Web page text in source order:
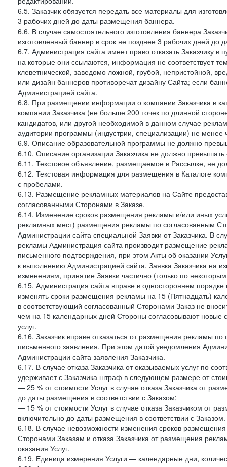
6.5. Заказчик обязуется передать все материалы для
3 рабочих дней до даты размещения баннера.
6.6. В случае самостоятельного изготовления баннера
изготовленный баннер в срок не позднее 3 рабочих дней до
6.7. Администрация сайта имеет право отказать Заказчику
на которые они ссылаются, информация не соответствует
клеветнической, заведомо ложной, грубой, непристойной,
или дизайн баннеров противоречат дизайну Сайта; если
Администрацией сайта.
6.8. При размещении информации о компании Заказчика в
компании Заказчика (не больше 200 точек по длинной
кандидатов, или другой необходимой в данном случае
аудитории программы (индустрии, специализации) не
6.9. Описание образовательной программы не должно
6.10. Описание организации Заказчика не должно
6.11. Текстовое объявление, размещаемое в Рассылке, не
6.12. Текстовая информация для размещения в Каталоге
с пробелами.
6.13. Размещение рекламных материалов на Сайте
согласованными Сторонами в Заказе.
6.14. Изменение сроков размещения рекламы и/или иных
рекламных мест) размещения рекламы по согласованным
Администрации сайта специальной Заявки от Заказчика. В
рекламы Администрация сайта производит размещение
письменного подтверждения, при этом Акты об оказании
к выполнению Администрацией сайта. Заявка Заказчика на
изменениям, принятие Заявки частично (только по
6.15. Администрация сайта вправе в одностороннем
изменять сроки размещения рекламы на 15 (Пятнадцать)
в соответствующий согласованный Сторонами Заказ не
чем на 15 календарных дней Стороны согласовывают новые
услуг.
6.16. Заказчик вправе отказаться от размещения рекламы
письменного заявления. При этом датой уведомления
Администрации сайта заявления Заказчика.
6.17. В случае отказа Заказчика от оказываемых услуг по
удерживает с Заказчика штраф в следующем размере от
— 25 % от стоимости Услуг в случае отказа Заказчика от
до даты размещения в соответствии с Заказом;
— 15 % от стоимости Услуг в случае отказа Заказчиком от
включительно до даты размещения в соответствии с Заказом.
6.18. В случае невозможности изменения сроков
Сторонами Заказам и отказа Заказчика от размещения
оказания Услуг.
6.19. Единица измерения Услуги — календарные дни,